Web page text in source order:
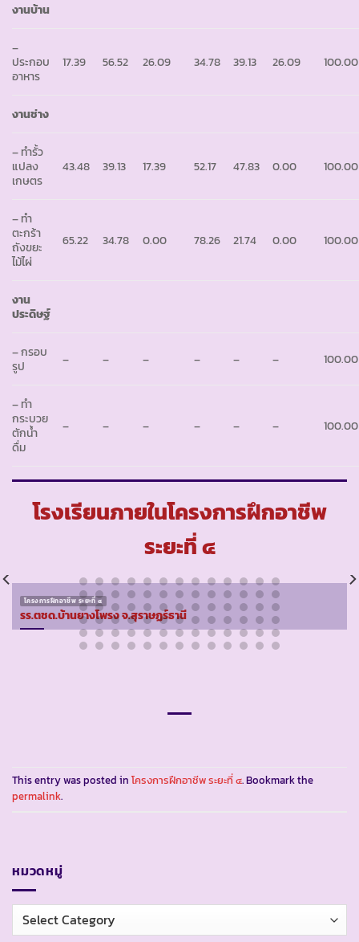
งานบ้าน
–
ประกอบ
อาหาร
17.39 56.52 26.09 34.78 39.13 26.09 100.00
งานช่าง
– ทำรั้ว
แปลง
เกษตร
43.48 39.13 17.39 52.17 47.83 0.00 100.00
– ทำ
ตะกร้า
ถังขยะ
ไม้ไผ่
65.22 34.78 0.00 78.26 21.74 0.00 100.00
งาน
ประดิษฐ์
– กรอบ
รูป
– – – – – – 100.00
– ทำ
กระบวย
ตักน้ำ
ดื่ม
– – – – – – 100.00
โรงเรียนภายในโครงการฝึกอาชีพ
ระยะที่ ๔
โครงการฝึกอาชีพ ระยะที่ ๔
รร.ตชด.บ้านยางโพรง จ.สุราษฏร์ธานี
This entry was posted in โครงการฝึกอาชีพ ระยะที่ ๔. Bookmark the
permalink.
หมวดหมู่
หมวด
หมู่